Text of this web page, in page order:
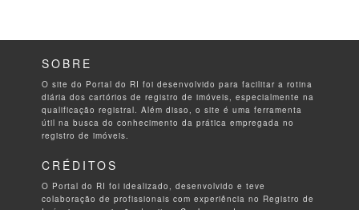
SOBRE
O site do Portal do RI foi desenvolvido para facilitar a rotina
diária dos cartórios de registro de imóveis, especialmente na
qualificação registral. Além disso, o site é uma ferramenta
útil na busca do conhecimento da prática empregada no
registro de imóveis.
CRÉDITOS
O Portal do RI foi idealizado, desenvolvido e teve
colaboração de profissionais com experiência no Registro de